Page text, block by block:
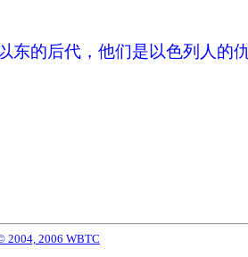
东的后代，他们是以色列人的
2004, 2006 WBTC